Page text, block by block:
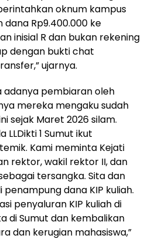
oknum kampus
Rp9.400.000 ke
inisial R dan bukan rekening
dengan bukti chat
ujarnya.
adanya pembiaran oleh
mereka mengaku sudah
sejak Maret 2026 silam.
LLDikti 1 Sumut ikut
Kami meminta Kejati
rektor, wakil rektor II, dan
tersangka. Sita dan
dana KIP kuliah.
penyaluran KIP kuliah di
di Sumut dan kembalikan
dan kerugian mahasiswa,”